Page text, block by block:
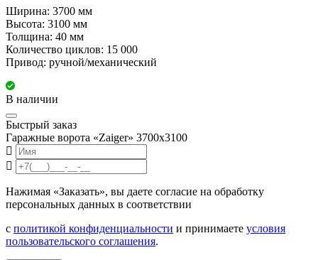
Ширина: 3700 мм
Высота: 3100 мм
Толщина: 40 мм
Количество циклов: 15 000
Привод: ручной/механический
В наличии
Быстрый заказ
Гаражные ворота «Zaiger» 3700x3100
Нажимая «Заказать», вы даете согласие на обработку
персональных данных в соответствии
с политикой конфиденциальности и принимаете условия
пользовательского соглашения.